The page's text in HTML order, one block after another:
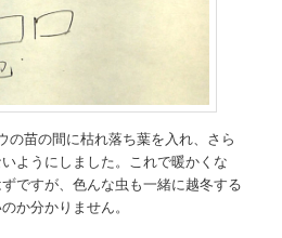
の苗の間に枯れ落ち葉を入れ、さら
ようにしました。これで暖かくな
ですが、色んな虫も一緒に越冬する
か分かりません。